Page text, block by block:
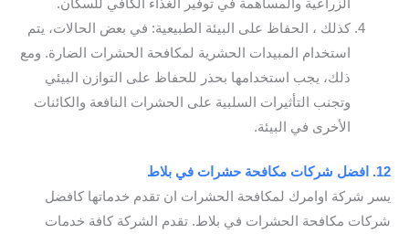
الزراعية والمساهمة في توفير الغذاء الكافي للسكان.
كذلك ، الحفاظ على البيئة الطبيعية: في بعض الحالات، يتم
استخدام المبيدات الحشرية لمكافحة الحشرات الضارة. ومع
ذلك، يجب استخدامها بحذر للحفاظ على التوازن البيئي
وتجنب التأثيرات السلبية على الحشرات النافعة والكائنات
الأخرى في البيئة.
12. افضل شركات مكافحة حشرات في بلاط
يسر شركة اوامرك لمكافحة الحشرات ان تقدم خدماتها كافضل
شركات مكافحة الحشرات في بلاط. تقدم الشركة كافة خدمات